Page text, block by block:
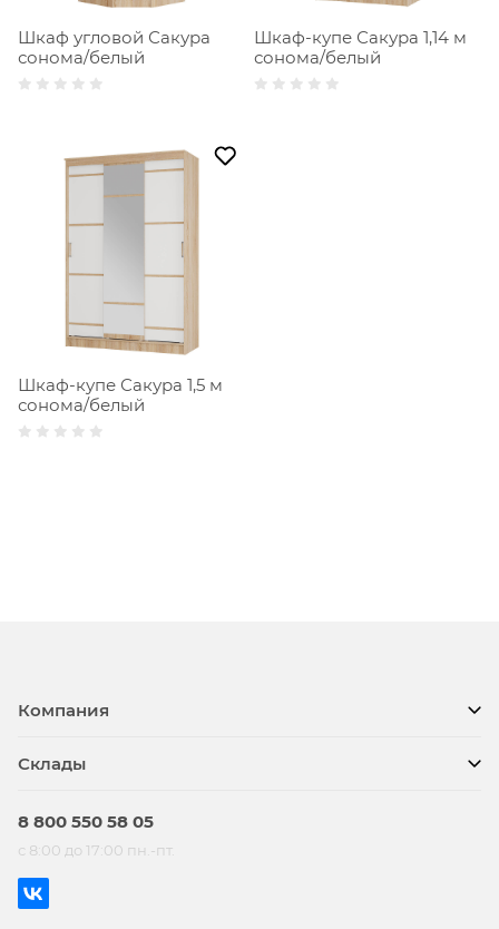
Шкаф угловой Сакура
сонома/белый
Шкаф-купе Сакура 1,14 м
сонома/белый
Шкаф-купе Сакура 1,5 м
сонома/белый
Компания
Склады
8 800 550 58 05
с 8:00 до 17:00 пн.-пт.